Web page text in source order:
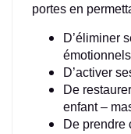
portes en
D’éliminer
D’activer
De
enfant –
De prendre